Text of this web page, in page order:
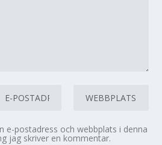
e-postadress och webbplats i denna
jag skriver en kommentar.